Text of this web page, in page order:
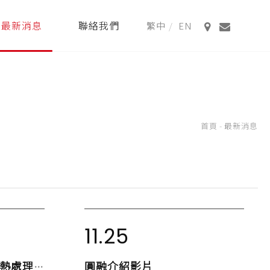
最新消息 聯絡我們
首頁 - 最新消息
鋁合金粉體組成物及其熱處理製備方法專利
11.25
圓融介紹影片